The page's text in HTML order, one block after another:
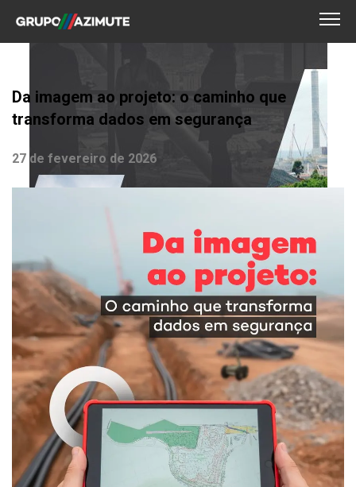
Da imagem ao projeto: o caminho que
transforma dados em segurança
27 de fevereiro de 2026